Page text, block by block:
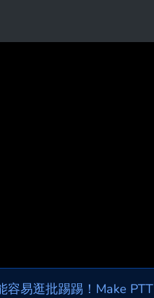
容易逛批踢踢！Make PTT